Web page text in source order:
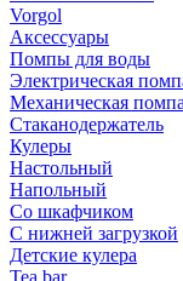
Vorgol
Аксессуары
Помпы для воды
Электрическая
Механическая помпа
Стаканодержатель
Кулеры
Настольный
Напольный
Со шкафчиком
С нижней загрузкой
Детские кулера
Tea bar